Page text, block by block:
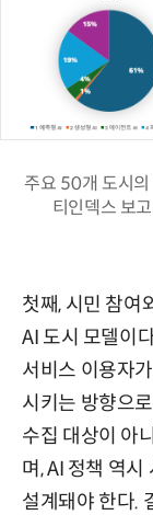
주요 50개 도시
티인덱스 보
첫째, 시민 참여
AI 도시 모델이
서비스 이용자
시키는 방향으
수집 대상이 아
며, AI 정책 역
설계돼야 한다.